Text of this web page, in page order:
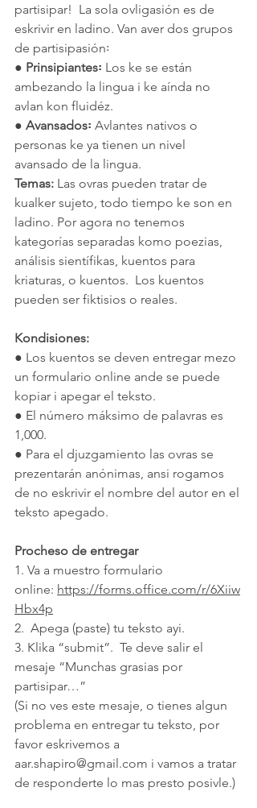
partisipar!  La sola ovligasión es de
eskrivir en ladino. Van aver dos grupos
de partisipasión꞉
● Prinsipiantes꞉ Los ke se están
ambezando la lingua i ke aínda no
avlan kon fluidéz.
● Avansados꞉ Avlantes nativos o
personas ke ya tienen un nivel
avansado de la lingua.
Temas: Las ovras pueden tratar de
kualker sujeto, todo tiempo ke son en
ladino. Por agora no tenemos
kategorías separadas komo poezias,
análisis sientífikas, kuentos para
kriaturas, o kuentos.  Los kuentos
pueden ser fiktisios o reales.
Kondisiones:
● Los kuentos se deven entregar mezo
un formulario online ande se puede
kopiar i apegar el teksto.
● El número máksimo de palavras es
1,000.
● Para el djuzgamiento las ovras se
prezentarán anónimas, ansi rogamos
de no eskrivir el nombre del autor en el
teksto apegado.
Procheso de entregar
1. Va a muestro formulario
online: https://forms.office.com/r/6Xiiw
Hbx4p
2.  Apega (paste) tu teksto ayi.
3. Klika “submit”.  Te deve salir el
mesaje “Munchas grasias por
partisipar…”
(Si no ves este mesaje, o tienes algun
problema en entregar tu teksto, por
favor eskrivemos a
aar.shapiro@gmail.com i vamos a tratar
de responderte lo mas presto posivle.)